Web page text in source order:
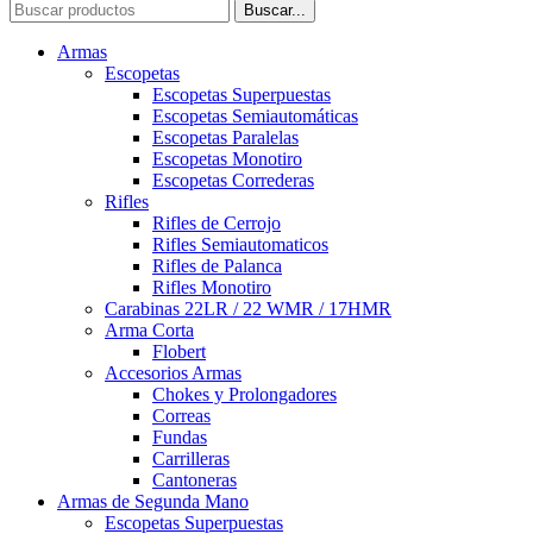
Buscar...
Armas
Escopetas
Escopetas Superpuestas
Escopetas Semiautomáticas
Escopetas Paralelas
Escopetas Monotiro
Escopetas Correderas
Rifles
Rifles de Cerrojo
Rifles Semiautomaticos
Rifles de Palanca
Rifles Monotiro
Carabinas 22LR / 22 WMR / 17HMR
Arma Corta
Flobert
Accesorios Armas
Chokes y Prolongadores
Correas
Fundas
Carrilleras
Cantoneras
Armas de Segunda Mano
Escopetas Superpuestas